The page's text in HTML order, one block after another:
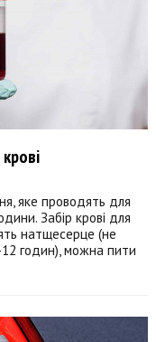
яке проводять для
Забір крові для
натщесерце (не
годин), можна пити